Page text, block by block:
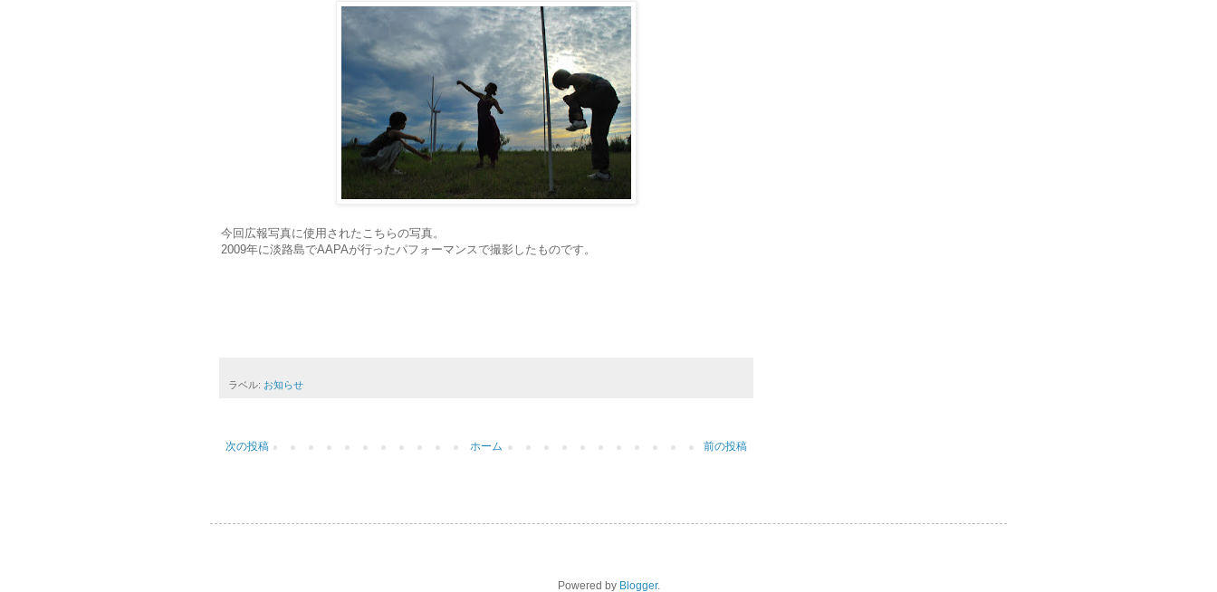
今回広報写真に使用されたこちらの写真。
2009年に淡路島でAAPAが行ったパフォーマンスで撮影したものです。
ラベル: お知らせ
次の投稿 前の投稿
ホーム
Powered by Blogger.